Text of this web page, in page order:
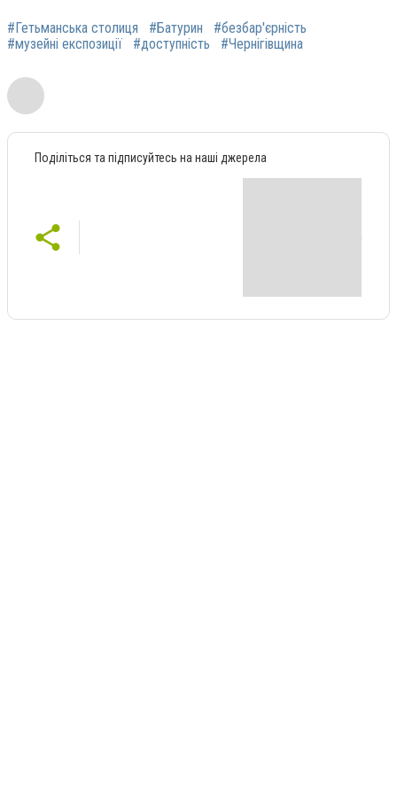
#Гетьманська столиця #Батурин
#безбар'єрність
#музейні експозиції
#доступність #Чернігівщина
Поділіться та підписуйтесь на наші джерела